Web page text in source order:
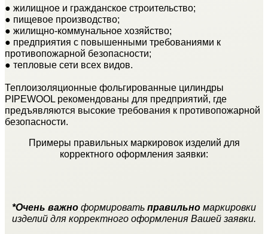
● жилищное и гражданское строительство;
● пищевое производство;
● жилищно-коммунальное хозяйство;
● предприятия с повышенными требованиями к
противопожарной безопасности;
● тепловые сети всех видов.
Теплоизоляционные фольгированные цилиндры
PIPEWOOL рекомендованы для предприятий, где
предъявляются высокие требования к противопожарной
безопасности.
Примеры правильных маркировок изделий для
корректного оформления заявки:
*Очень важно формировать правильно маркировки
изделий для корректного оформления Вашей заявки.